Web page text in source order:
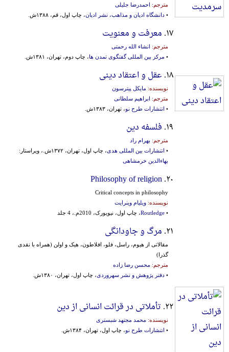
مترجم: احمدرضا جلیلی
• دانشگاه ادیان و مذاهب، نشر ادیان، چاپ اول، قم، ۱۳۸۸ش.
۱۷. معرفت و معنویت
مترجم: انشاء الله رحمتی
• مرکز بین المللی گفتگوی تمدن ها، چاپ دوم، تهران، ۱۳۸۱ش.
۱۸. عقل و اعتقاد دینی
نویسنده: مایکل پیترسون
مترجم: ابراهیم سلطانی
• انتشارات طرح نو، تهران، ۱۳۸۳ش.
۱۹. فلسفه دین
مترجم: بهرام راد
• انتشارات بین المللی هدی، چاپ اول، تهران، ۱۳۷۲ش.، ویراستار:
بهاءالدین خرمشاهی
۲۰. Philosophy of religion
Critical concepts in philosophy
نویسنده: ویلیام وینرایت
•
Routledge، چاپ اول، نیویورک، 2010م.، 4 جلد
۲۱. مرگ و جاودانگی
مقالاتی‌ از هیوم‌، راسل‌، فلو، افلاطون‌، هیک‌ و اولن‌ (همراه‌ با نقدی‌
گذرا)
مترجم: محسن رضا زاده
• دفتر پژوهش و نشر سهروردی، چاپ اول، تهران، ۱۳۸۰ش.
۲۲. تأملاتی در قرائت انسانی از دین
نویسنده: محمد مجتهد شبستری
• انتشارات طرح نو، چاپ اول، تهران، ۱۳۸۴ش.